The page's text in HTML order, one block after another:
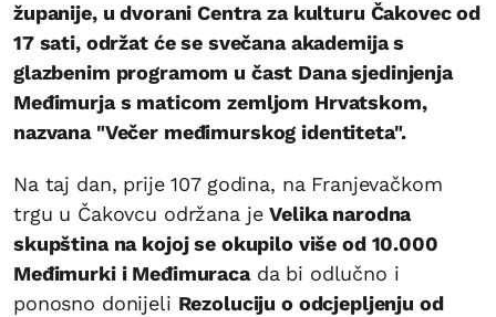
županije, u dvorani Centra za kulturu Čakovec od
17 sati, održat će se svečana akademija s
glazbenim programom u čast Dana sjedinjenja
Međimurja s maticom zemljom Hrvatskom,
nazvana "Večer međimurskog identiteta".
Na taj dan, prije 107 godina, na Franjevačkom
trgu u Čakovcu održana jeVelika narodna
skupština na kojoj se okupilo više od 10.000
Međimurki i Međimuracada bi odlučno i
ponosno donijeli Rezoluciju o odcjepljenju od